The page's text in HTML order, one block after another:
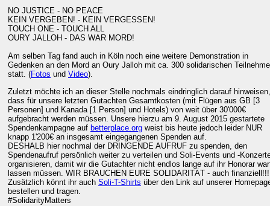
NO JUSTICE - NO PEACE
KEIN VERGEBEN! - KEIN VERGESSEN!
TOUCH ONE - TOUCH ALL
OURY JALLOH - DAS WAR MORD!
Am selben Tag fand auch in Köln noch eine weitere Demonstration in
Gedenken an den Mord an Oury Jalloh mit ca. 300 solidarischen
statt. (Fotos und Video).
Zuletzt möchte ich an dieser Stelle nochmals eindringlich darauf hinweisen,
dass für unsere letzten Gutachten Gesamtkosten (mit Flügen aus GB [3
Personen] und Kanada [1 Person] und Hotels) von weit über 30'000€
aufgebracht werden müssen. Unsere hierzu am 9. August 2015 gestartete
Spendenkampagne auf betterplace.org weist bis heute jedoch leider NUR
knapp 1'200€ an insgesamt eingegangenen Spenden auf.
DESHALB hier nochmal der DRINGENDE AUFRUF zu spenden, den
Spendenaufruf persönlich weiter zu verteilen und Soli-Events und -
organisieren, damit wir die Gutachter nicht endlos lange auf ihr Honorar
lassen müssen. WIR BRAUCHEN EURE SOLIDARITÄT - auch finanziell!!!
Zusätzlich könnt ihr auch Soli-T-Shirts über den Link auf unserer
bestellen und tragen.
#SolidarityMatters